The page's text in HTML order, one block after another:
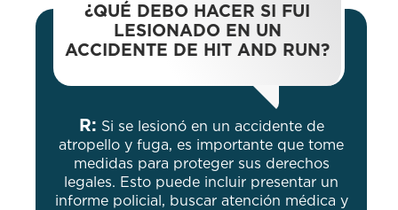
¿QUÉ DEBO HACER SI FUI
LESIONADO EN UN
ACCIDENTE DE HIT AND RUN?
R: Si se lesionó en un accidente de
atropello y fuga, es importante que tome
medidas para proteger sus derechos
legales. Esto puede incluir presentar un
informe policial, buscar atención médica y